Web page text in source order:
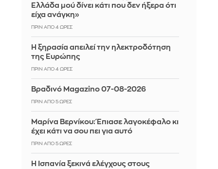
Ελλάδα μού δίνει κάτι που δεν ήξερα ότι
είχα ανάγκη»
ΠΡΙΝ ΑΠΌ 4 ΏΡΕΣ
Η ξηρασία απειλεί την ηλεκτροδότηση
της Ευρώπης
ΠΡΙΝ ΑΠΌ 4 ΏΡΕΣ
Βραδινό Magazino 07-08-2026
ΠΡΙΝ ΑΠΌ 5 ΏΡΕΣ
Μαρίνα Βερνίκου: Έπιασε λαγοκέφαλο κι
έχει κάτι να σου πει για αυτό
ΠΡΙΝ ΑΠΌ 5 ΏΡΕΣ
Η Ισπανία ξεκινά ελέγχους στους